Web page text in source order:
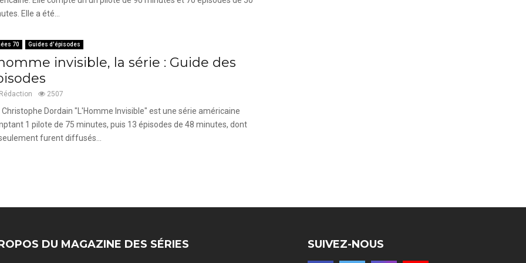
Elle a été...
70 Guides d'épisodes
invisible, la série : Guide des
Rédaction 2507
Christophe Dordain "L'Homme Invisible" est une série américaine
1 pilote de 75 minutes, puis 13 épisodes de 48 minutes, dont
furent diffusés...
DU MAGAZINE DES SÉRIES SUIVEZ-NOUS